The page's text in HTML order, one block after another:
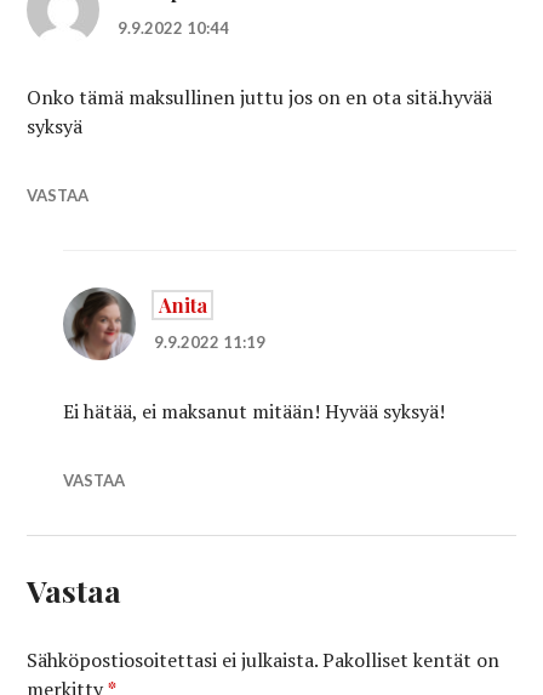
9.9.2022 10:44
Onko tämä maksullinen juttu jos on en ota sitä.hyvää
syksyä
VASTAA
Anita
9.9.2022 11:19
Ei hätää, ei maksanut mitään! Hyvää syksyä!
VASTAA
Vastaa
Sähköpostiosoitettasi ei julkaista. Pakolliset kentät on
merkitty*